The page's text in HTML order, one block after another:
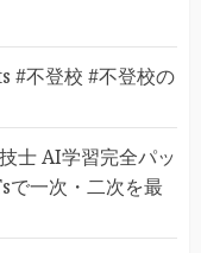
#不登校 #不登校の
士 AI学習完全パッ
で一次・二次を最